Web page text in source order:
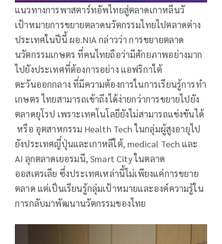
แนวทางการพาสตาร์ทอัพไทยสู่ตลาดเกาหลีนวั
เป้าหมายการขยายตลาดนวัตกรรมไทยไปตลาดต่าง
ประเทศในปีนี้ ผอ.NIA กล่าวว่า การขยายตลาด
นวัตกรรมเกษตร ที่คนไทยถือว่ามีศักยภาพอย่างมาก
ไปยังประเทศที่ต้องการอย่าง แอฟริกาใต้
ตะวันออกกลาง ที่มีความต้องการในการเรียนรู้การทำ
เกษตร ไทยสามารถเข้าถึงได้ง่ายกว่าการขยายไปยัง
ตลาดยุโรป เพราะเทคโนโลยียังไม่สามารถแข่งขันได้
หรือ อุตสาหกรรม Health Tech ในกลุ่มผู้สูงอายุไป
ยังประเทศญี่ปุ่นและเกาหลีใต้, medical Tech และ
AI ลุกตลาดเยอรมนี, Smart City ในตลาด
ออสเตรเลีย ซึ่งประเทศเหล่านี้ไม่เพียงแค่การขยาย
ตลาด แต่เป็นเรียนรู้กลุ่มเป้าหมายและองค์ความรู้ใน
การกลับมาพัฒนานวัตกรรมของไทย